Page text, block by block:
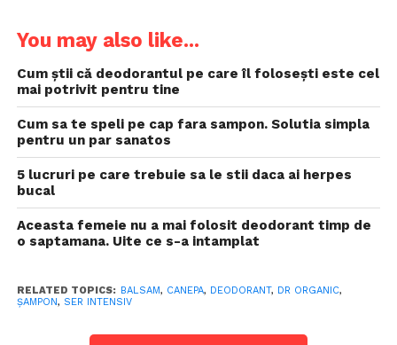
You may also like...
Cum știi că deodorantul pe care îl folosești este cel
mai potrivit pentru tine
Cum sa te speli pe cap fara sampon. Solutia simpla
pentru un par sanatos
5 lucruri pe care trebuie sa le stii daca ai herpes
bucal
Aceasta femeie nu a mai folosit deodorant timp de
o saptamana. Uite ce s-a intamplat
RELATED TOPICS: BALSAM, CANEPA, DEODORANT, DR ORGANIC,
ȘAMPON, SER INTENSIV